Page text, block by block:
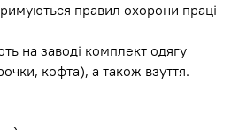
правил охорони праці
на заводі комплект одягу
кофта), а також взуття.